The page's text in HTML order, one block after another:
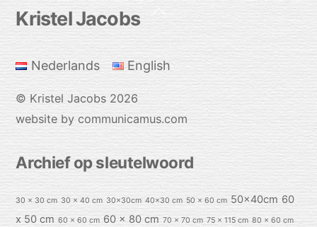
Back
Top
Kristel Jacobs
Nederlands English
© Kristel Jacobs2026
website by communicamus.com
Archief op sleutelwoord
30 x 30 cm 30 x 40 cm 30x30cm 40x30 cm 50 x 60 cm 50x40cm 60
x 50 cm 60 x 60 cm 60 x 80 cm 70 x 70 cm 75 x 115 cm 80 x 60 cm